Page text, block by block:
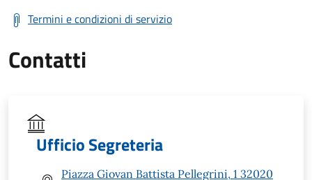
Termini e condizioni di servizio
Contatti
Ufficio Segreteria
Piazza Giovan Battista Pellegrini, 1 32020